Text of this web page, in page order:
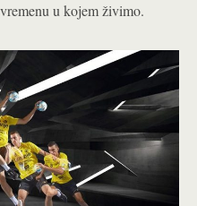
u kojem živimo.